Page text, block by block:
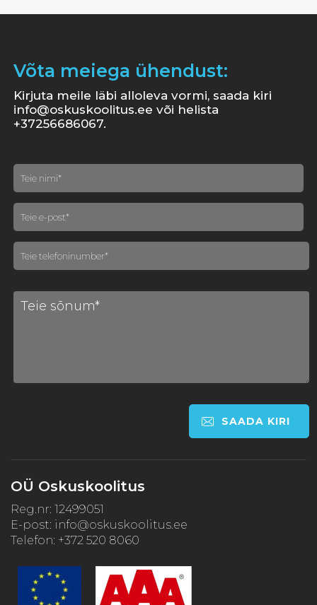
Võta meiega ühendust:
Kirjuta meile läbi alloleva vormi, saada kiri
info@oskuskoolitus.ee või helista
+37256686067.
OÜ Oskuskoolitus
Reg.nr: 12499051
E-post: info@oskuskoolitus.ee
Telefon: +372 520 8060